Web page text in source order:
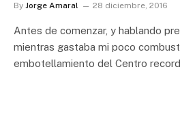
By Jorge Amaral 28 diciembre, 2016
Antes de comenzar, y hablando
mientras gastaba mi poco
embotellamiento del Centro